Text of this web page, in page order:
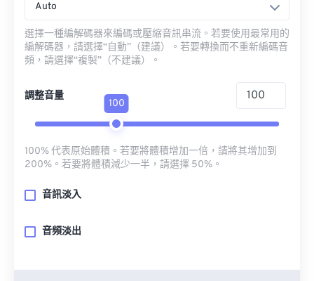
Auto
選擇一種編解碼器來編碼或壓縮音訊串流。若要使用最常用的
編解碼器，請選擇“自動”（建議）。若要轉換而不重新編碼音
頻，請選擇“複製”（不建議）。
調整音量
100
100% 代表原始體積。若要將體積增加一倍，請將其增加到
200%。若要將體積減少一半，請選擇 50%。
音訊淡入
音頻淡出